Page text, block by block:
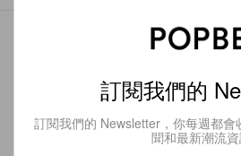
訂閱我們的
訂閱我們的 Newsletter，你每週都會
聞和最新潮流資